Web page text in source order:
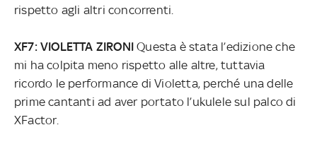
rispetto agli altri concorrenti.
XF7: VIOLETTA ZIRONIQuesta è stata l’edizione che
mi ha colpita meno rispetto alle altre, tuttavia
ricordo le performance di Violetta, perché una delle
prime cantanti ad aver portato l’ukulele sul palco di
XFactor.